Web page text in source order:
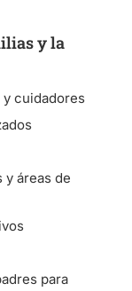
y la
cuidadores
áreas de
para